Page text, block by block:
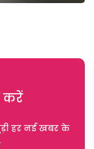
करें
हर नई खबर के